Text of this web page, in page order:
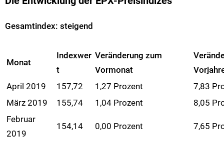
Gesamtindex: steigend
Monat
Indexwer
t
Veränderung zum
Vormonat
April 2019
157,72 1,27 Prozent
7,83
März 2019
155,74 1,04 Prozent
8,05
Februar
2019
154,14 0,00 Prozent 7,65